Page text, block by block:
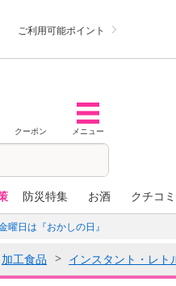
ご利用可能ポイント
クーポン メニュー
防災特集 お酒 クチコ
曜日は『おかしの日』
加工食品 インスタント・レト